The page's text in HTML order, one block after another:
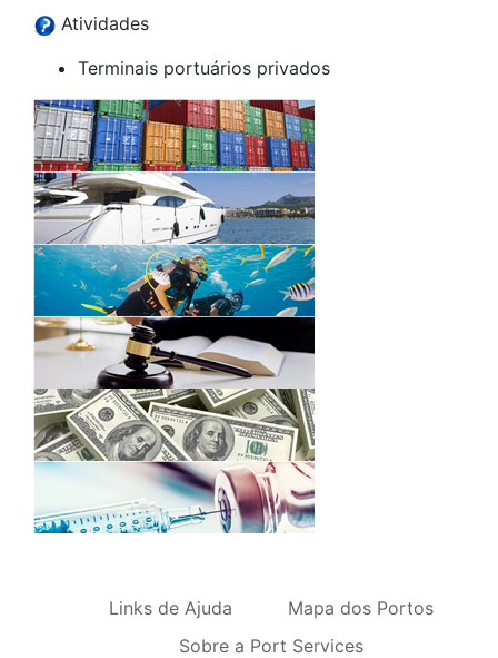
Atividades
Terminais portuários privados
Links de Ajuda
Mapa dos Portos
Sobre a Port Services